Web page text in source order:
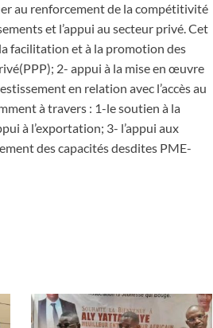
au renforcement de la compétitivité
et l’appui au secteur privé. Cet
facilitation et à la promotion des
2- appui à la mise en œuvre
en relation avec l’accès au
à travers : 1-le soutien à la
à l’exportation; 3- l’appui aux
des capacités desdites PME-